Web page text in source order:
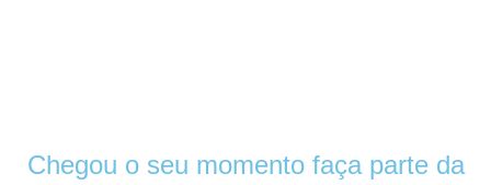
Chegou o seu momentofaça parte da